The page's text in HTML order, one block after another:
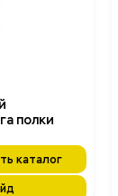
полки
каталог